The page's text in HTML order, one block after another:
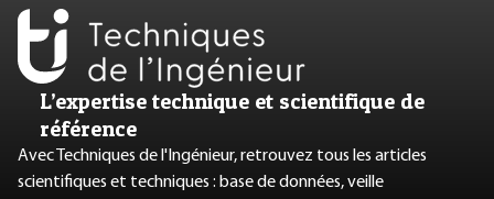
L’expertise technique et scientifique de
référence
Avec Techniques de l'Ingénieur, retrouvez tous les articles
scientifiques et techniques : base de données, veille